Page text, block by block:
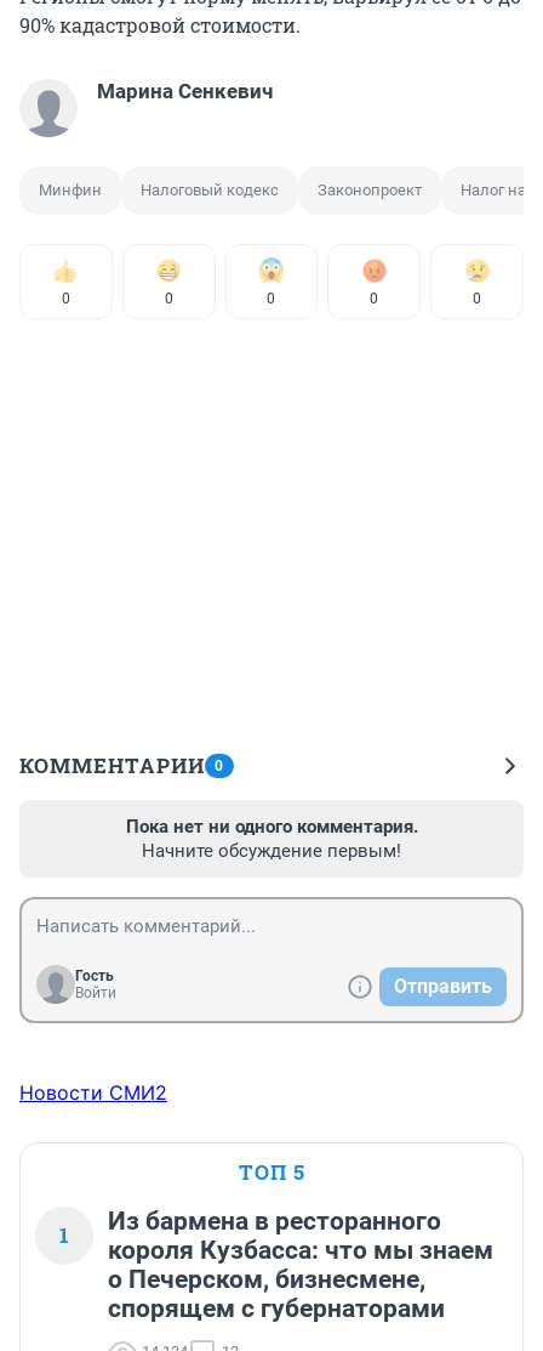
90% кадастровой стоимости.
Марина Сенкевич
Минфин Налоговый кодекс Законопроект Налог на
0 0 0 0 0
КОММЕНТАРИИ 0
Пока нет ни одного комментария.
Начните обсуждение первым!
Гость
Войти
Отправить
Новости СМИ2
ТОП 5
1
Из бармена в ресторанного
короля Кузбасса: что мы знаем
о Печерском, бизнесмене,
спорящем с губернаторами